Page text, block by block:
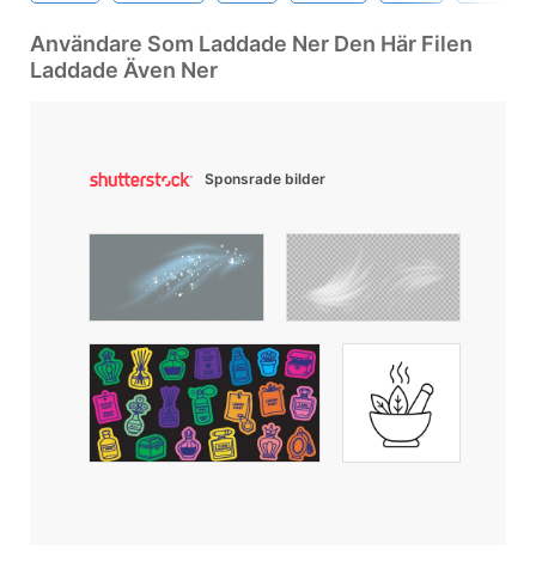
Användare Som Laddade Ner Den Här Filen
Laddade Även Ner
Sponsrade bilder